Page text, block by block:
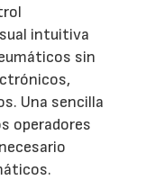
intuitiva
sin
Una sencilla
operadores